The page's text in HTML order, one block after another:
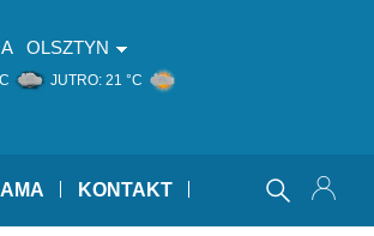
OLSZTYN
JUTRO: 21 °C
KONTAKT